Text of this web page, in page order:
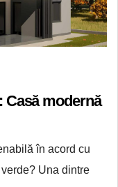
Casă modernă
în acord cu
Una dintre